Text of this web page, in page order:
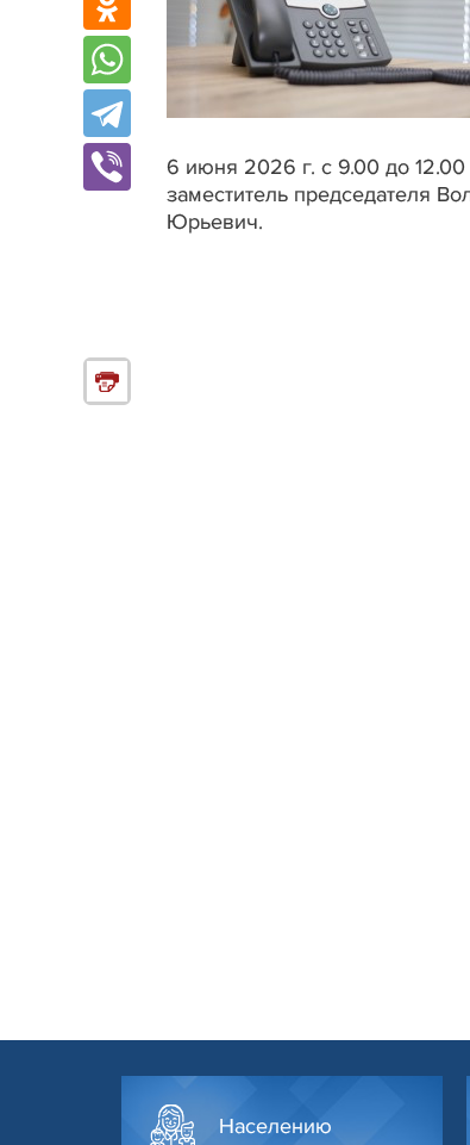
6 июня 2026 г. с 9.00 до
заместитель председателя
Юрьевич.
Населению